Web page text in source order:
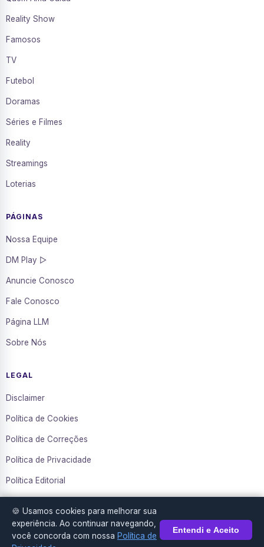
Reality Show
Famosos
TV
Futebol
Doramas
Séries e Filmes
Reality
Streamings
Loterias
PÁGINAS
Nossa Equipe
DM Play ▷
Anuncie Conosco
Fale Conosco
Página LLM
Sobre Nós
LEGAL
Disclaimer
Política de Cookies
Política de Correções
Política de Privacidade
Política Editorial
Transparência
🍪 Usamos cookies para melhorar sua
experiência. Ao continuar navegando,
você concorda com nossa Política de
Entendi e Aceito